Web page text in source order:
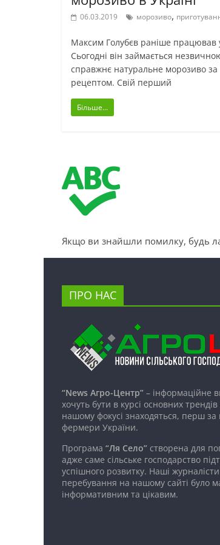
06.03.2019 морозиво,
Максим Голубєв раніше працював
Сьогодні він займається
справжнє натуральне морозиво
рецептом. Свій перший
Більше...
Якщо ви знайшли помилку, будь
ПРО НАС
“News Агро-Центр” – інформаційне
хочуть бути в курсі основних
нашому фокусі знаходяться, перш за
фермери України.
Програма “Ля Село” створена для
адже саме сільське господарство
успішного розвитку. Наші
перебування на нашому сайті було
інформативним та цікавим.